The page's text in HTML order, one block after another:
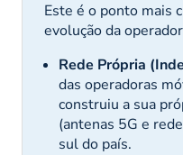
Este é o ponto mais
evolução da
Rede Própria
das operadoras
construiu a sua
(antenas 5G e
sul do país.